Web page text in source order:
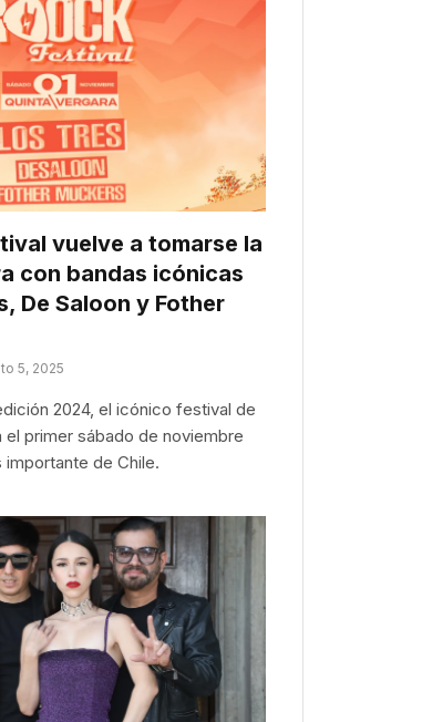
vuelve a tomarse la
con bandas icónicas
De Saloon y Fother
5, 2025
2024, el icónico festival de
primer sábado de noviembre
de Chile.